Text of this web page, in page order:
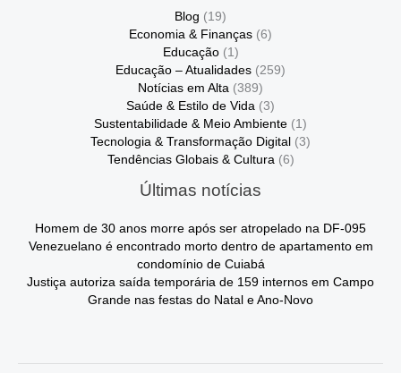
Blog (19)
Economia & Finanças (6)
Educação(1)
Educação – Atualidades (259)
Notícias em Alta (389)
Saúde & Estilo de Vida (3)
Sustentabilidade & Meio Ambiente (1)
Tecnologia & Transformação Digital (3)
Tendências Globais & Cultura (6)
Últimas notícias
Homem de 30 anos morre após ser atropelado na DF-095
Venezuelano é encontrado morto dentro de apartamento em
condomínio de Cuiabá
Justiça autoriza saída temporária de 159 internos em Campo
Grande nas festas do Natal e Ano-Novo